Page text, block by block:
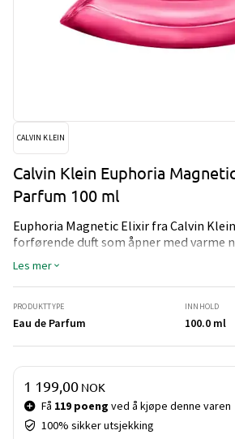
CALVIN KLEIN
Calvin Klein Euphoria
Parfum 100 ml
Euphoria Magnetic Elixir fra Calvin
forførende duft som åpner med varme
amber som gir en sensuell start.
I hjertet blomstrer eksotisk orkidé,
musk, mose og vanilje legger en
uimotståelig avslutning. En duft som
oppmerksomhet og etterlater et
Les mer
PRODUKTTYPE
Eau de Parfum
INNHOLD
100.0 ml
Pris og mengde
Få 119 poeng ved å kjøpe denne varen
100% sikker utsjekking
1 199,00 NOK